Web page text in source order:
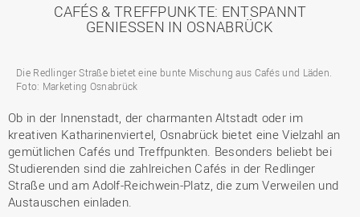
CAFÉS & TREFFPUNKTE: ENTSPANNT
GENIESSEN IN OSNABRÜCK
Die Redlinger Straße bietet eine bunte Mischung aus Cafés und Läden.
Foto: Marketing Osnabrück
Ob in der Innenstadt, der charmanten Altstadt oder im
kreativen Katharinenviertel, Osnabrück bietet eine Vielzahl an
gemütlichen Cafés und Treffpunkten. Besonders beliebt bei
Studierenden sind die zahlreichen Cafés in der Redlinger
Straße und am Adolf-Reichwein-Platz, die zum Verweilen und
Austauschen einladen.